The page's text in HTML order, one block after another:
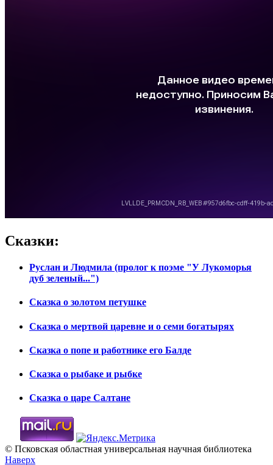
Сказки:
Руслан и Людмила (пролог к поэме "У Лукоморья
дуб зеленый...")
Сказка о золотом петушке
Сказка о мертвой царевне и о семи богатырях
Сказка о попе и работнике его Балде
Сказка о рыбаке и рыбке
Сказка о царе Салтане
© Псковская областная универсальная научная библиотека
Наверх